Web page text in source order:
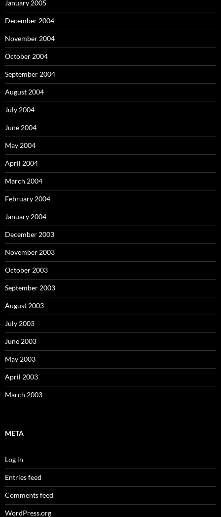
January 2005
December 2004
November 2004
October 2004
September 2004
August 2004
July 2004
June 2004
May 2004
April 2004
March 2004
February 2004
January 2004
December 2003
November 2003
October 2003
September 2003
August 2003
July 2003
June 2003
May 2003
April 2003
March 2003
META
Log in
Entries feed
Comments feed
WordPress.org